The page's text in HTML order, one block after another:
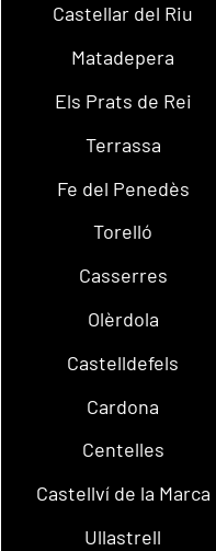
Castellar del Riu
Matadepera
Els Prats de Rei
Terrassa
Fe del Penedès
Torelló
Casserres
Olèrdola
Castelldefels
Cardona
Centelles
Castellví de la Marca
Ullastrell